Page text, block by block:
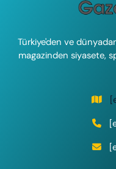
Türkiye'den ve
magazinden siyasete,